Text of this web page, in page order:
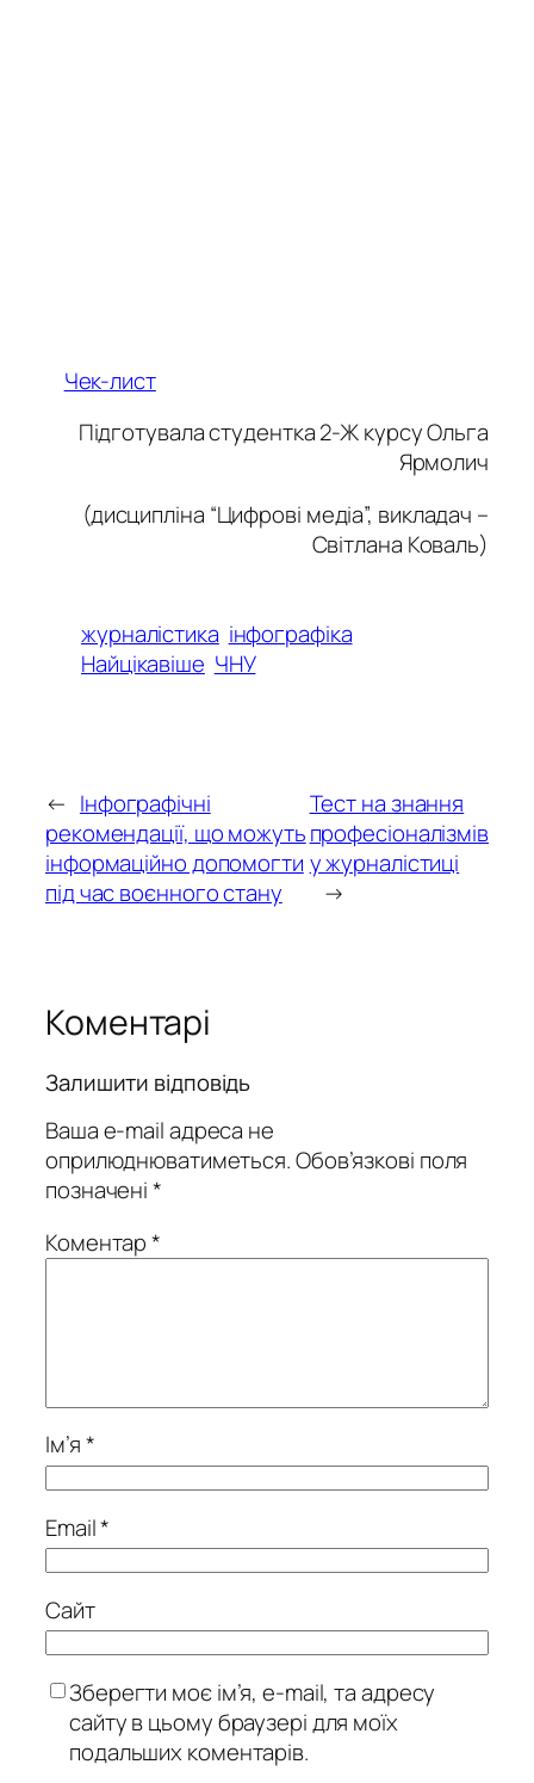
Чек-лист
Підготувала студентка 2-Ж курсу Ольга
Ярмолич
(дисципліна “Цифрові медіа”, викладач –
Світлана Коваль)
журналістика інфографіка
Найцікавіше ЧНУ
← Інфографічні
рекомендації, що можуть
інформаційно допомогти
під час воєнного стану
Тест на знання
професіоналізмів
у журналістиці
→
Коментарі
Залишити відповідь
Ваша e-mail адреса не
оприлюднюватиметься.Обов’язкові поля
позначені*
Коментар*
Ім’я*
Email*
Сайт
Зберегти моє ім’я, e-mail, та адресу
сайту в цьому браузері для моїх
подальших коментарів.